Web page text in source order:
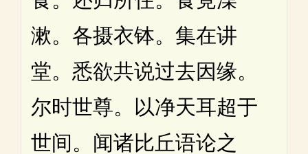
漱。各摄衣钵。集在讲
堂。悉欲共说过去因缘。
尔时世尊。以净天耳超于
世间。闻诸比丘语论之